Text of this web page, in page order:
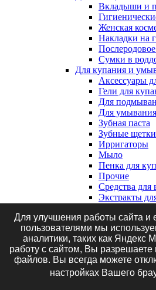
Вкладыши и
Женская
Накладки на
Сумки в
Для купания и
Аксессуары
Гели для
Для
Для умывания
Зубная паста
Зубные щетки
Ирригаторы
Мыло
Пенка для
Прочие
Средства для
Экстракты
Клеенки,
пеленки
Клеенки
Маникюрные
Для улучшения работы сайта и
пользователями мы
аналитики, таких как Яндекс
работу с сайтом, Вы разрешаете
файлов. Вы всегда можете
настройках Вашего